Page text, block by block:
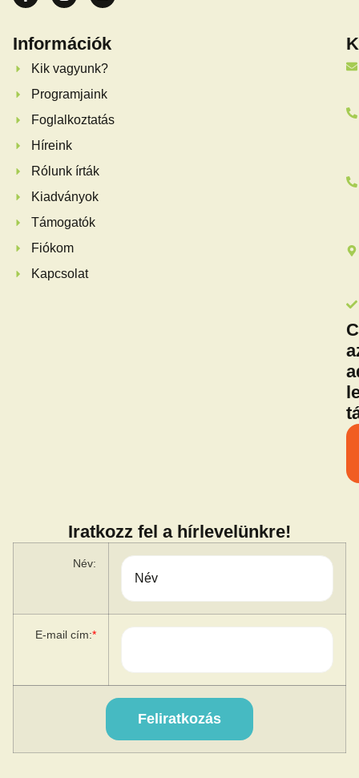
Információk
Kik vagyunk?
Programjaink
Foglalkoztatás
Híreink
Rólunk írták
Kiadványok
Támogatók
Fiókom
Kapcsolat
Iratkozz fel a hírlevelünkre!
Név:
E-mail cím:*